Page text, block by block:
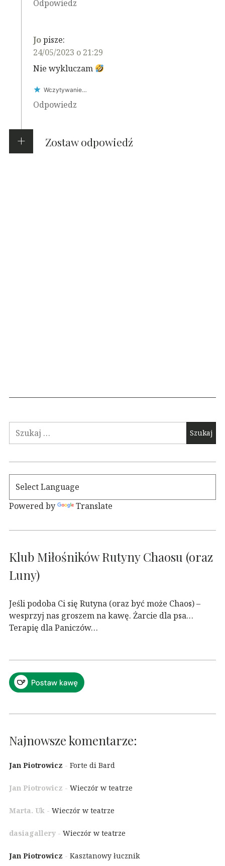
Odpowiedz
Jopisze:
24/05/2023 o 21:29
Nie wykluczam
Wczytywanie…
Odpowiedz
Zostaw odpowiedź
Szukaj:
Powered by Translate
Klub Miłośników Rutyny Chaosu (oraz
Luny)
Jeśli podoba Ci się Rutyna (oraz być może Chaos) –
wesprzyj nas groszem na kawę. Żarcie dla psa…
Terapię dla Paniczów…
Najnowsze komentarze:
Jan Piotrowicz - Forte di Bard
Jan Piotrowicz - Wieczór w teatrze
Marta. Uk - Wieczór w teatrze
dasiagallery - Wieczór w teatrze
Jan Piotrowicz - Kasztanowy łucznik